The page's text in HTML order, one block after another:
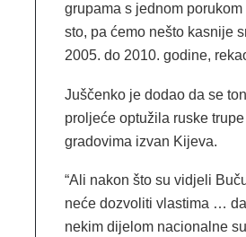
grupama s jednom
sto, pa ćemo nešto kasnije
2005. do 2010. godine,
Juščenko je dodao da se
proljeće optužila ruske
gradovima izvan Kijeva.
“Ali nakon što su vidjeli
neće dozvoliti vlastima …
nekim dijelom nacionalne